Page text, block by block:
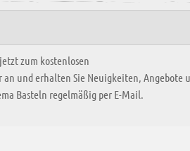
zum kostenlosen
an und erhalten Sie Neuigkeiten, Angebote
Basteln regelmäßig per E-Mail.